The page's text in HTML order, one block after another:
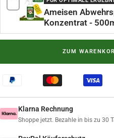
Ameisen
Konzentrat -
ZUM
Klarna Rechnung
Shoppe jetzt. Bezahle in bis zu 30